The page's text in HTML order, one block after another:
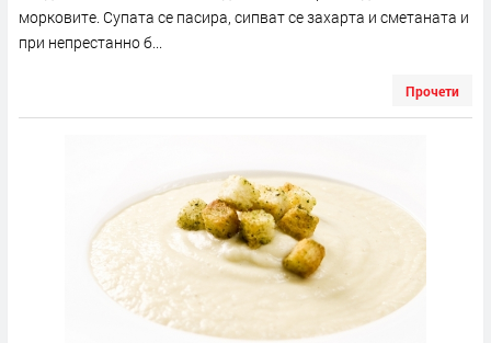
морковите. Супата се пасира, сипват се захарта и сметаната и
при непрестанно б...
Прочети